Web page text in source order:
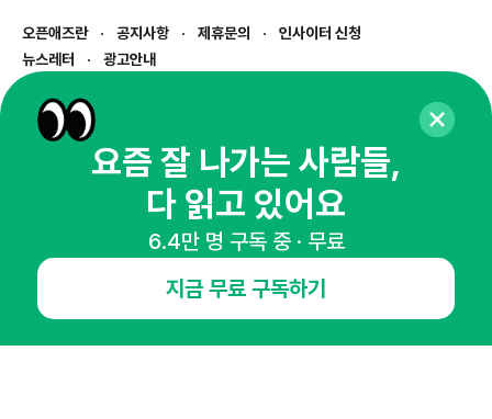
오픈애즈란 공지사항 제휴문의
인사이터 신청
뉴스레터
광고안내
경기도 성남시 분당구 대왕판교로645번길 16
사업자등록번호 : 144-81-27690(
통신판매업신고번호 : 2014-경기성남-1023
호스팅서비스사업자 : 오픈애즈
1800-2198
openads@openads.co.kr
이용약관
instagramthreadkakaotalk
요즘 잘 나가는 사람들,
다 읽고 있어요
6.4만 명 구독 중 · 무료
지금 무료 구독하기